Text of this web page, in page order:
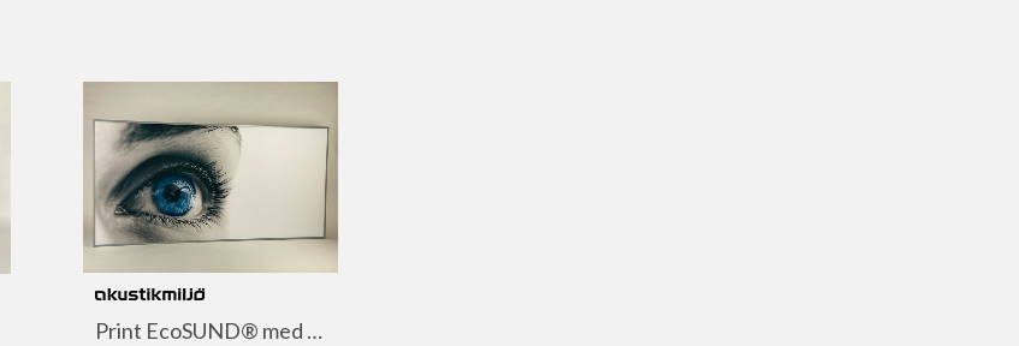
Print EcoSUND® med ram